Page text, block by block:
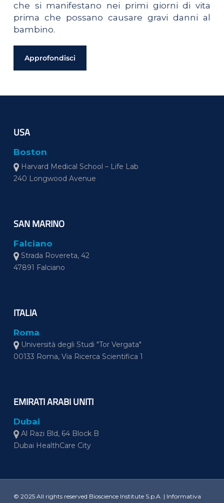
che si manifestano nei primi giorni di vita
prima che possano causare gravi danni al
bambino.
Approfondisci
USA
Boston
Harvard Medical School – Life Lab
240 Longwood Avenue
SAN MARINO
Falciano
Strada Rovereta, 42
47891 Falciano
ITALIA
Roma
Università degli Studi "Tor Vergata"
00133 Roma, Via Ricerca Scientifica 1
EMIRATI ARABI UNITI
Dubai
Al Razi Bld, 64 Block B
Dubai HealthCare City
© 2025 All rights reserved Bioscience Institute S.p.A. | Informativa